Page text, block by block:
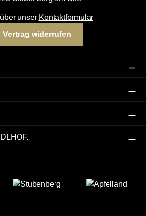
unser Kontaktformular
Vertrag widerrufen